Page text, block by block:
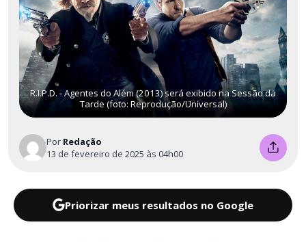
R.I.P.D. - Agentes do Além (2013) será exibido na Sessão da
Tarde (foto: Reprodução/Universal)
Por Redação
13 de fevereiro de 2025 às 04h00
Priorizar meus resultados no Google